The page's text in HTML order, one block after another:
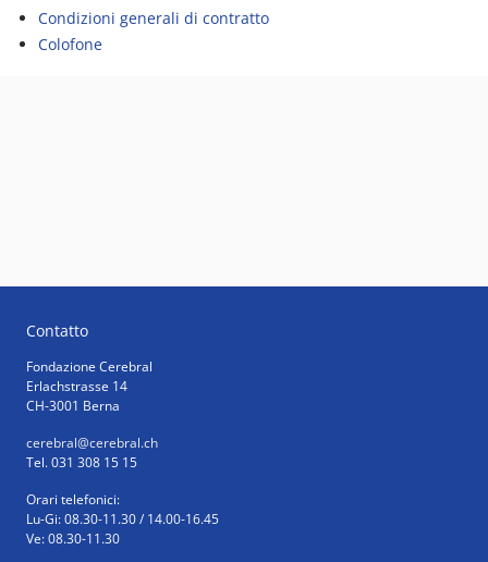
Condizioni generali di contratto
Colofone
Contatto
Fondazione Cerebral
Erlachstrasse 14
CH-3001 Berna
cerebral@cerebral.ch
Tel. 031 308 15 15
Orari telefonici:
Lu-Gi: 08.30-11.30 / 14.00-16.45
Ve: 08.30-11.30